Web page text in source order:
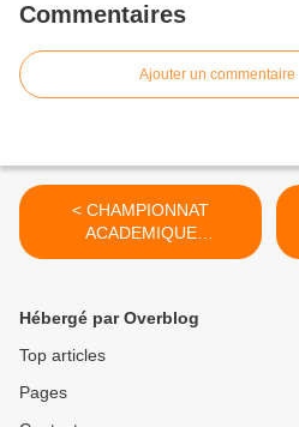
Commentaires
Ajouter un commentaire
< CHAMPIONNAT
ACADEMIQUE
D'ATHLETISME ESTIVAL
Hébergé par Overblog
Top articles
Pages